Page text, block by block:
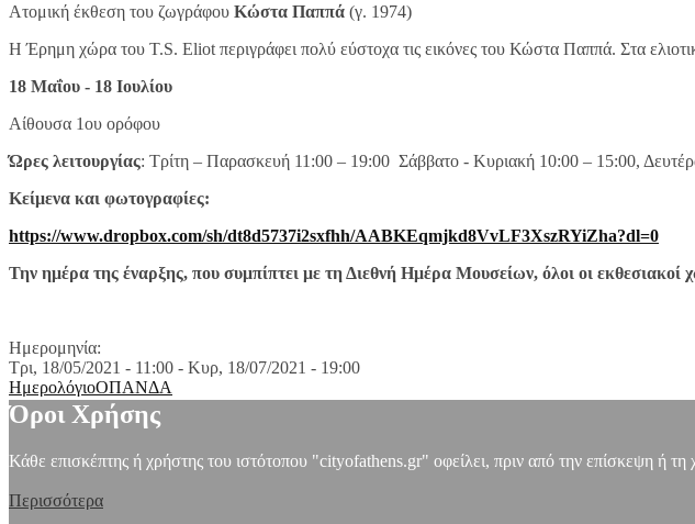
Ατομική έκθεση του ζωγράφου Κώστα Παππά (γ. 1974)
Η Έρημη χώρα του T.S. Eliot περιγράφει πολύ εύστοχα τις εικόνες του Κώστα Παππά. Στα
18 Μαΐου - 18 Ιουλίου
Αίθουσα 1ου ορόφου
Ώρες λειτουργίας: Τρίτη – Παρασκευή 11:00 – 19:00 Σάββατο - Κυριακή 10:00 – 15:00,
Κείμενα και φωτογραφίες:
https://www.dropbox.com/sh/dt8d5737i2sxfhh/AABKEqmjkd8VvLF3XszRYiZha?dl=0
Την ημέρα της έναρξης, που συμπίπτει με τη Διεθνή Ημέρα Μουσείων, όλοι οι εκθεσιακοί
Ημερομηνία:
Τρι, 18/05/2021 - 11:00 - Κυρ, 18/07/2021 - 19:00
ΗμερολόγιοΟΠΑΝΔΑ
Όροι Χρήσης
Κάθε επισκέπτης ή χρήστης του ιστότοπου "cityofathens.gr" οφείλει, πριν από την επίσκεψη ή
Περισσότερα